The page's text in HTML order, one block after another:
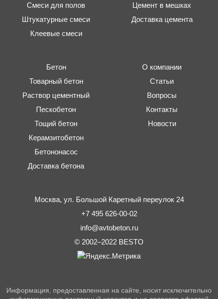
Смеси для полов
Штукатурные смеси
Клеевые смеси
Цемент в мешках
Доставка цемента
Бетон
Товарный бетон
Раствор цементный
Пескобетон
Тощий бетон
Керамзитобетон
Бетононасос
Доставка бетона
О компании
Статьи
Вопросы
Контакты
Новости
Москва, ул. Большой Каретный переулок 24
+7 495 626-00-02
info@avtobeton.ru
© 2002–2022 BESTO
Информация, предоставленная на сайте, носит исключительно